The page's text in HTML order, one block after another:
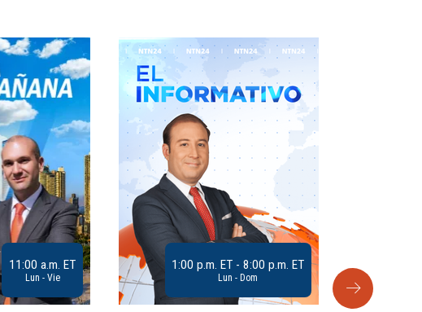
11:00 a.m. ET
Lun - Vie
1:00 p.m. ET - 8:00 p.m. ET
Lun - Dom